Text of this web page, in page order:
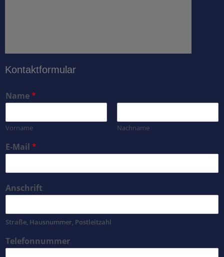
Kontaktformular
Name*
Vorname Nachname
E-Mail *
Anschrift
Straße, Hausnummer, Postleitzahl
Telefonnummer